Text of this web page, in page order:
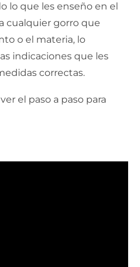
lo que les enseño en el
cualquier gorro que
o el materia, lo
indicaciones que les
correctas.
el paso a paso para